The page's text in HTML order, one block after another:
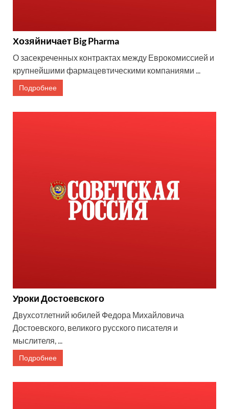
Хозяйничает Big Pharma
О засекреченных контрактах между Еврокомиссией и
крупнейшими фармацевтическими компаниями ...
Подробнее
Уроки Достоевского
Двухсотлетний юбилей Федора Михайловича
Достоевского, великого русского писателя и
мыслителя, ...
Подробнее